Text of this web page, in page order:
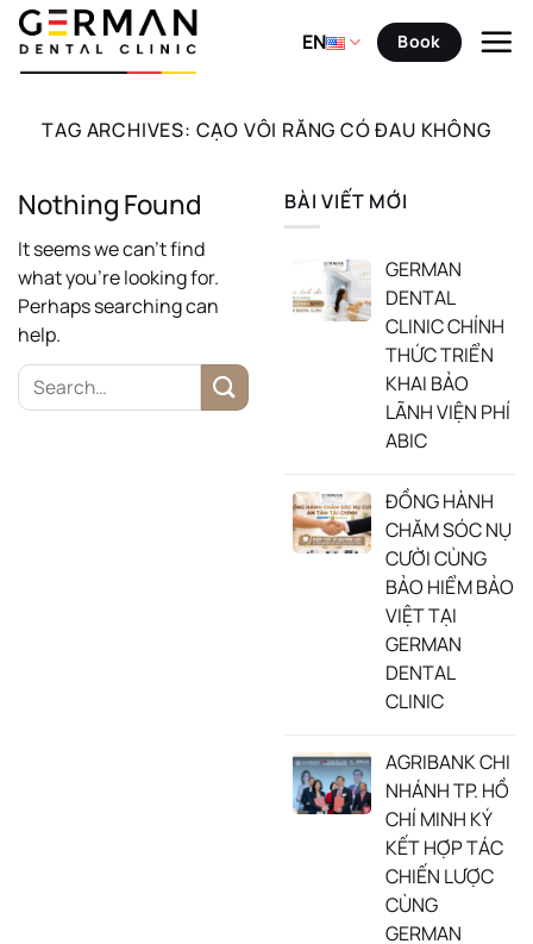
Skip
content
EN Book
TAG ARCHIVES: CẠO VÔI RĂNG CÓ ĐAU KHÔNG
Nothing Found
It seems we can’t find
what you’re looking for.
Perhaps searching can
help.
BÀI VIẾT MỚI
GERMAN
DENTAL
CLINIC CHÍNH
THỨC TRIỂN
KHAI BẢO
LÃNH VIỆN PHÍ
ABIC
ĐỒNG HÀNH
CHĂM SÓC NỤ
CƯỜI CÙNG
BẢO HIỂM BẢO
VIỆT TẠI
GERMAN
DENTAL
CLINIC
AGRIBANK CHI
NHÁNH TP. HỒ
CHÍ MINH KÝ
KẾT HỢP TÁC
CHIẾN LƯỢC
CÙNG
GERMAN